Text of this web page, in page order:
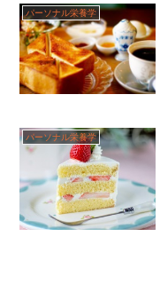
パーソナル栄養学
パーソナル栄養学